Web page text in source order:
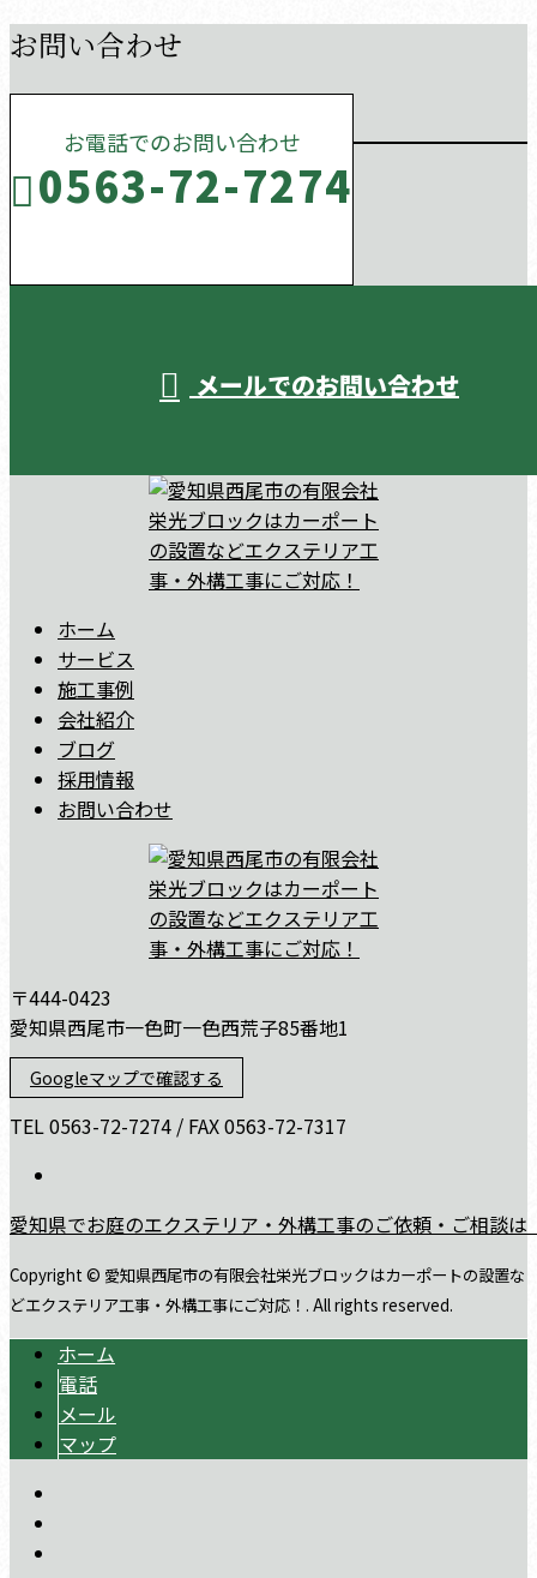
お問い合わせ
お電話でのお問い合わせ
0563-72-7274
メールでのお問い合わせ
ホーム
サービス
施工事例
会社紹介
ブログ
採用情報
お問い合わせ
〒444-0423
愛知県西尾市一色町一色西荒子85番地1
Googleマップで確認する
TEL 0563-72-7274 / FAX 0563-72-7317
愛知県でお庭のエクステリア・外構工事のご依頼・ご相談
Copyright © 愛知県西尾市の有限会社栄光ブロックはカーポートの設置な
どエクステリア工事・外構工事にご対応！. All rights reserved.
ホーム
電話
メール
マップ